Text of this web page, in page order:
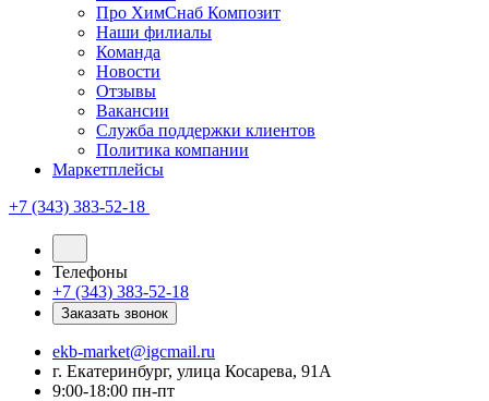
Про ХимСнаб Композит
Наши филиалы
Команда
Новости
Отзывы
Вакансии
Служба поддержки клиентов
Политика компании
Маркетплейсы
+7 (343) 383-52-18
Телефоны
+7 (343) 383-52-18
Заказать звонок
ekb-market@igcmail.ru
г. Екатеринбург, улица Косарева, 91А
9:00-18:00 пн-пт